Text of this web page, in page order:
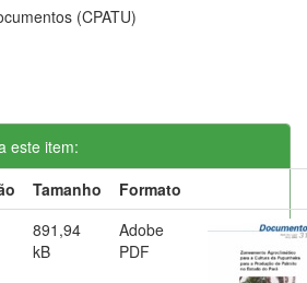
(CPATU)
este item:
Tamanho
Formato
891,94
kB
Adobe
PDF